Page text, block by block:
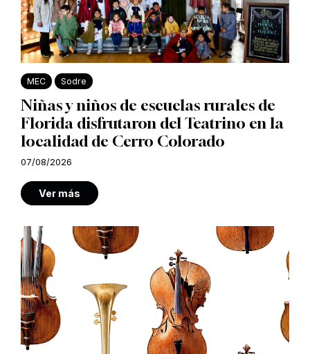
MEC Sodre
Niñas y niños de escuelas rurales de
Florida disfrutaron del Teatrino en la
localidad de Cerro Colorado
07/08/2026
Ver más